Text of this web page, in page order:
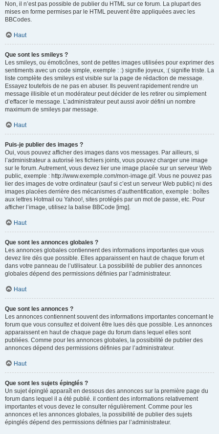
Non, il n’est pas possible de publier du HTML sur ce forum. La plupart des
mises en forme permises par le HTML peuvent être appliquées avec les
BBCodes.
Haut
Que sont les smileys ?
Les smileys, ou émoticônes, sont de petites images utilisées pour exprimer des
sentiments avec un code simple, exemple : :) signifie joyeux, :( signifie triste. La
liste complète des smileys est visible sur la page de rédaction de message.
Essayez toutefois de ne pas en abuser. Ils peuvent rapidement rendre un
message illisible et un modérateur peut décider de les retirer ou simplement
d’effacer le message. L’administrateur peut aussi avoir défini un nombre
maximum de smileys par message.
Haut
Puis-je publier des images ?
Oui, vous pouvez afficher des images dans vos messages. Par ailleurs, si
l’administrateur a autorisé les fichiers joints, vous pouvez charger une image
sur le forum. Autrement, vous devez lier une image placée sur un serveur Web
public, exemple : http://www.exemple.com/mon-image.gif. Vous ne pouvez pas
lier des images de votre ordinateur (sauf si c’est un serveur Web public) ni des
images placées derrière des mécanismes d’authentification, exemple : boîtes
aux lettres Hotmail ou Yahoo!, sites protégés par un mot de passe, etc. Pour
afficher l’image, utilisez la balise BBCode [img].
Haut
Que sont les annonces globales ?
Les annonces globales contiennent des informations importantes que vous
devez lire dès que possible. Elles apparaissent en haut de chaque forum et
dans votre panneau de l’utilisateur. La possibilité de publier des annonces
globales dépend des permissions définies par l’administrateur.
Haut
Que sont les annonces ?
Les annonces contiennent souvent des informations importantes concernant le
forum que vous consultez et doivent être lues dès que possible. Les annonces
apparaissent en haut de chaque page du forum dans lequel elles sont
publiées. Comme pour les annonces globales, la possibilité de publier des
annonces dépend des permissions définies par l’administrateur.
Haut
Que sont les sujets épinglés ?
Un sujet épinglé apparaît en dessous des annonces sur la première page du
forum dans lequel il a été publié. il contient des informations relativement
importantes et vous devez le consulter régulièrement. Comme pour les
annonces et les annonces globales, la possibilité de publier des sujets
épinglés dépend des permissions définies par l’administrateur.